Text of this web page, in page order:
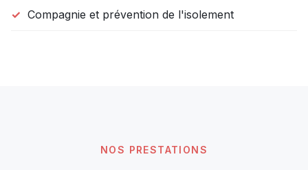
Compagnie et prévention de l'isolement
NOS PRESTATIONS